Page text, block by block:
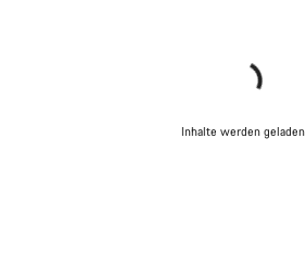
Inhalte werden geladen